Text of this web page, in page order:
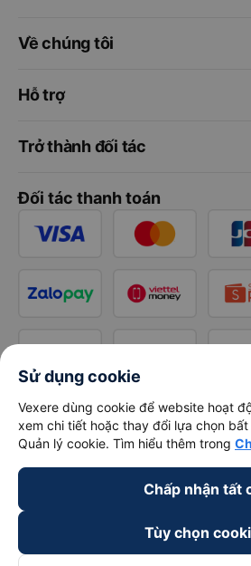
Về chúng tôi
Hỗ trợ
Trở thành đối tác
Đối tác thanh toán
Sử dụng cookie
Vexere dùng cookie để website hoạt
xem chi tiết hoặc thay đổi lựa chọn
Quản lý cookie. Tìm hiểu thêm trong
Chấp nhận tất
Tùy chọn